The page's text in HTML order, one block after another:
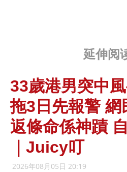
延伸阅
33歲港男突中
拖3日先報警 網
返條命係神蹟
｜Juicy叮
2026年08月05日 20:19